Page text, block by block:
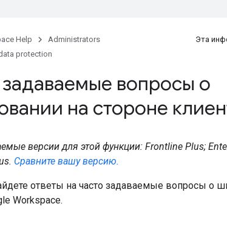
Help
Administrators
protection
Эта
вопросы о
на стороне
версии для этой функции: Frontline Plus;
Сравните вашу версию.
ответы на часто задаваемые вопросы о
Workspace.